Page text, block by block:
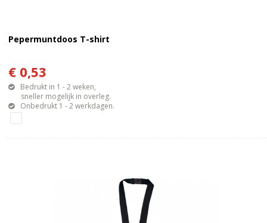
Pepermuntdoos T-shirt
€ 0,53
Bedrukt in 1 - 2 weken,
sneller mogelijk in overleg.
Onbedrukt 1 - 2 werkdagen.